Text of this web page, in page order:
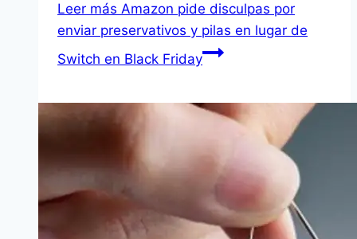
Leer más Amazon pide disculpas por
enviar preservativos y pilas en lugar de
Switch en Black Friday